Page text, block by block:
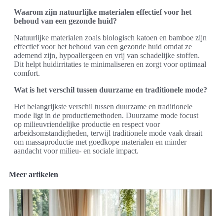
Waarom zijn natuurlijke materialen effectief voor het
behoud van een gezonde huid?
Natuurlijke materialen zoals biologisch katoen en bamboe zijn
effectief voor het behoud van een gezonde huid omdat ze
ademend zijn, hypoallergeen en vrij van schadelijke stoffen.
Dit helpt huidirritaties te minimaliseren en zorgt voor optimaal
comfort.
Wat is het verschil tussen duurzame en traditionele mode?
Het belangrijkste verschil tussen duurzame en traditionele
mode ligt in de productiemethoden. Duurzame mode focust
op milieuvriendelijke productie en respect voor
arbeidsomstandigheden, terwijl traditionele mode vaak draait
om massaproductie met goedkope materialen en minder
aandacht voor milieu- en sociale impact.
Meer artikelen